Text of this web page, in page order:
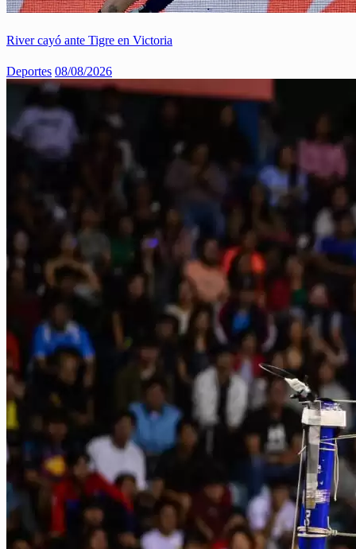
River cayó ante Tigre en Victoria
Deportes 08/08/2026